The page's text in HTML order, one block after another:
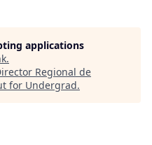
applications
.
Regional de
for Undergrad.